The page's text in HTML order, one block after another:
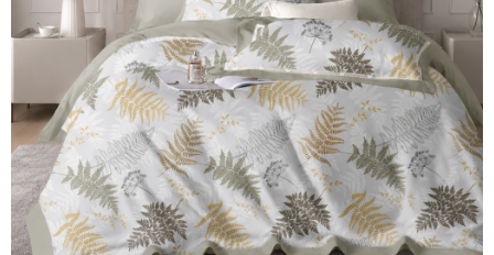
1.分期款項不併入電信帳單，「大哥付你分期」於每月結算日後寄送繳費提
醒簡訊。
2.透過簡訊連結打開帳單後，可選擇「超商條碼／台灣大直營門市／銀行轉
帳／街口支付／iPASS MONEY」等通路繳費。
【注意事項】
1.本服務係由「台灣大哥大股份有限公司」（以下簡稱本公司）所提供，讓
用戶於交易時，得透過本服務購買商品或服務，並由商店將買賣／分期付款
買賣價金債權讓與本公司後，依約使用本公司帳單繳交帳款。
2.基於同意付款使用「大哥付你分期」之契約關係目的，商店將以您的個人
資料（包含姓名、電話或地址）提供予台灣大哥大進項蒐集、處理及利用，
由本公司與您本人進行分期帳單所需資料之確認、核對及更正。
3.完整用戶服務條款，請詳閱以下連結：https://oppay.tw/userRule
【「AFTEE先享後付」結帳流程】
１．於結帳方式選擇「AFTEE先享後付」後，將跳轉至「AFTEE先享後付」
結帳頁面，進行簡訊認證並確認金額後，即可完成結帳。
２．訂單成立數日內，您將收到繳費通知簡訊。
３．收到繳費通知簡訊後14天內，點擊此簡訊中的連結，可透過四大超商／
ATM／網路銀行／等多元方式進行付款，方視為交易完成。
※ 請注意：結帳手續完成當下不需立刻繳費，但若您需要取消訂單，請聯絡
購買商品的店家。未經商家同意取消之訂單仍視為有效，需透過AFTEE先享
後付繳納相關費用。
※ 交易是否成功請以「AFTEE先享後付 」之結帳頁面顯示為準，若有關於
是否繳費成功／繳費後需取消欲退款等相關疑問，請聯繫「AFTEE先享後付
客戶支援中心」
https://netprotections.freshdesk.com/support/home
運送方式
全家取貨付款
每筆NT$60，滿NT$999(含以上)免運費
付款後全家取貨
每筆NT$60，滿NT$999(含以上)免運費
7-11取貨付款
每筆NT$60，滿NT$999(含以上)免運費